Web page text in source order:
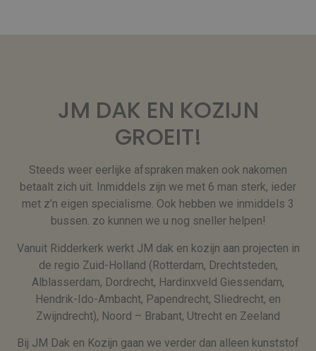
JM DAK EN KOZIJN
GROEIT!
Steeds weer eerlijke afspraken maken ook nakomen
betaalt zich uit. Inmiddels zijn we met 6 man sterk, ieder
met z’n eigen specialisme. Ook hebben we inmiddels 3
bussen. zo kunnen we u nog sneller helpen!
Vanuit Ridderkerk werkt JM dak en kozijn aan projecten in
de regio Zuid-Holland (Rotterdam, Drechtsteden,
Alblasserdam, Dordrecht, Hardinxveld Giessendam,
Hendrik-Ido-Ambacht, Papendrecht, Sliedrecht, en
Zwijndrecht), Noord – Brabant, Utrecht en Zeeland
Bij JM Dak en Kozijn gaan we verder dan alleen kunststof